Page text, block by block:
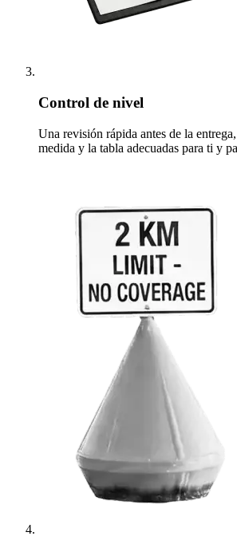
Control de nivel
Una revisión rápida antes de la
medida y la tabla adecuadas para ti y